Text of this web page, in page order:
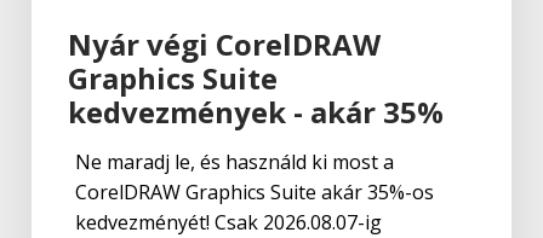
Nyár végi CorelDRAW
Graphics Suite
kedvezmények - akár 35%
Ne maradj le, és használd ki most a
CorelDRAW Graphics Suite akár 35%-os
kedvezményét! Csak 2026.08.07-ig